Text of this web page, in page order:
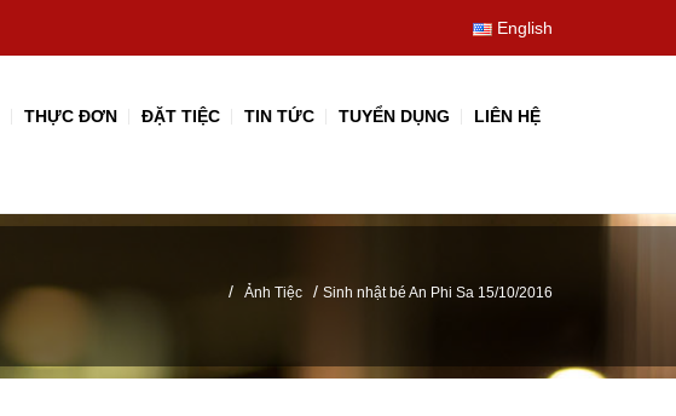
English
THỰC ĐƠN ĐẶT TIỆC TIN TỨC TUYỂN DỤNG LIÊN HỆ
/ Ảnh Tiệc / Sinh nhật bé An Phi Sa 15/10/2016